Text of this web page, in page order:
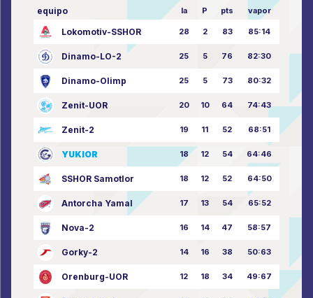
equipo la P pts vapor
Lokomotiv-SSHOR 28 2 83 85:14
Dinamo-LO-2 25 5 76 82:30
Dinamo-Olimp 25 5 73 80:32
Zenit-UOR 20 10 64 74:43
Zenit-2 19 11 52 68:51
YUKIOR 18 12 54 64:46
SSHOR Samotlor 18 12 52 64:50
Antorcha Yamal 17 13 54 65:52
Nova-2 16 14 47 58:57
Gorky-2 14 16 38 50:63
Orenburg-UOR 12 18 34 49:67